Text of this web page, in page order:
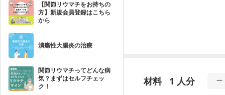
【関節リウマチをお持ちの
方】新規会員登録はこちら
から
潰瘍性大腸炎の治療
関節リウマチってどんな病
気？まずはセルフチェッ
ク！
材料 1 人分